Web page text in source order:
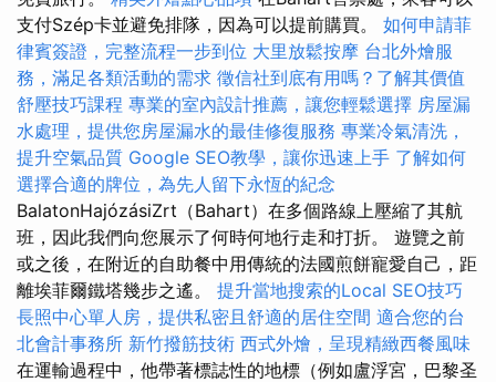
支付Szép卡並避免排隊，因為可以提前購買。 如何申請菲
律賓簽證，完整流程一步到位 大里放鬆按摩 台北外燴服
務，滿足各類活動的需求 徵信社到底有用嗎？了解其價值
舒壓技巧課程 專業的室內設計推薦，讓您輕鬆選擇 房屋漏
水處理，提供您房屋漏水的最佳修復服務 專業冷氣清洗，
提升空氣品質 Google SEO教學，讓你迅速上手 了解如何
選擇合適的牌位，為先人留下永恆的紀念
BalatonHajózásiZrt（Bahart）在多個路線上壓縮了其航
班，因此我們向您展示了何時何地行走和打折。 遊覽之前
或之後，在附近的自助餐中用傳統的法國煎餅寵愛自己，距
離埃菲爾鐵塔幾步​​之遙。 提升當地搜索的Local SEO技巧
長照中心單人房，提供私密且舒適的居住空間 適合您的台
北會計事務所 新竹撥筋技術 西式外燴，呈現精緻西餐風味
在運輸過程中，他帶著標誌性的地標（例如盧浮宮，巴黎圣